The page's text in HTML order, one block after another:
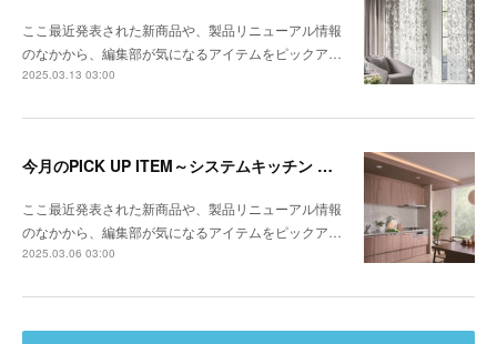
ここ最近発表された新商品や、製品リニューアル情報
のなかから、編集部が気になるアイテムをピックア…
2025.03.13 03:00
今月のPICK UP ITEM～システムキッチン クルート、エコキュート CHP-E37LUX1／ES46LUX1
ここ最近発表された新商品や、製品リニューアル情報
のなかから、編集部が気になるアイテムをピックア…
2025.03.06 03:00